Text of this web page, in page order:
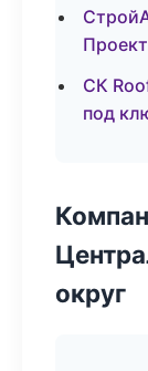
СК
под
округ